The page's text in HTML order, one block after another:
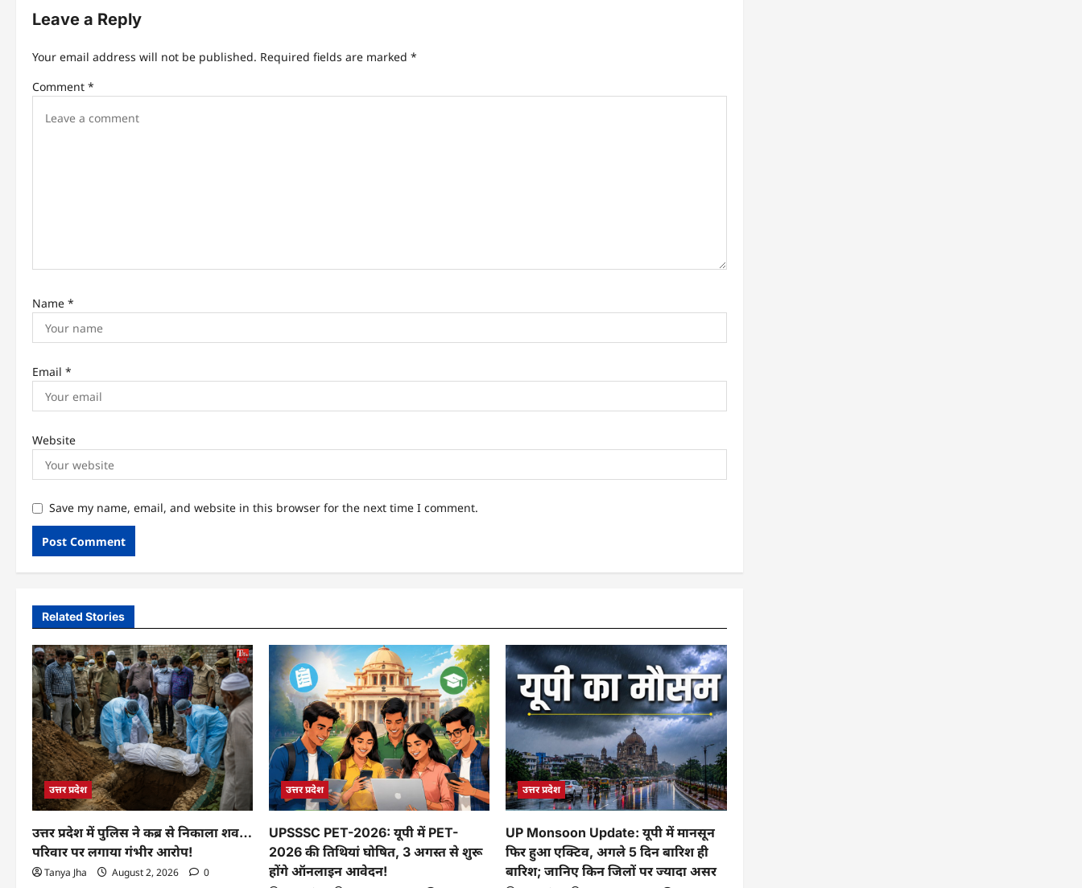
Leave a Reply
Your email address will not be published. Required fields are marked *
Comment *
Name *
Email *
Website
Save my name, email, and website in this browser for the next time I comment.
Related Stories
उत्तर प्रदेश
उत्तर प्रदेश में पुलिस ने कब्र से निकाला शव…
परिवार पर लगाया गंभीर आरोप!
Tanya Jha August 2, 2026 0
उत्तर प्रदेश
UPSSSC PET-2026: यूपी में PET-
2026 की तिथियां घोषित, 3 अगस्त से शुरू
होंगे ऑनलाइन आवेदन!
उत्तर प्रदेश
UP Monsoon Update: यूपी में मानसून
फिर हुआ एक्टिव, अगले 5 दिन बारिश ही
बारिश; जानिए किन जिलों पर ज्यादा असर